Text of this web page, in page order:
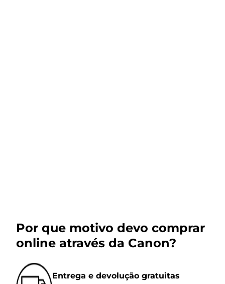
Por que motivo devo comprar
online através da Canon?
Entrega e devolução gratuitas